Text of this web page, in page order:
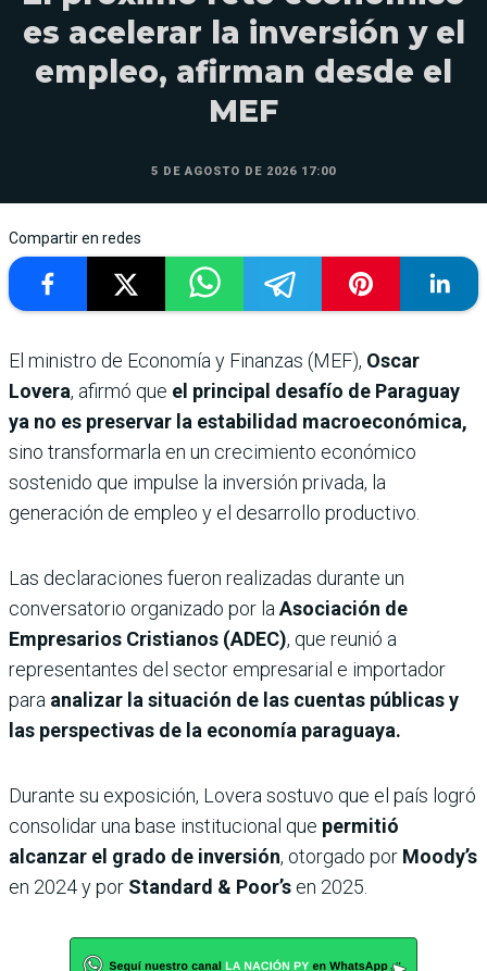
es acelerar la inversión y el
empleo, afirman desde el
MEF
5 DE AGOSTO DE 2026 17:00
Compartir en redes
El ministro de Economía y Finanzas (MEF), Oscar
Lovera, afirmó que el principal desafío de Paraguay
ya no es preservar la estabilidad macroeconómica,
sino transformarla en un crecimiento económico
sostenido que impulse la inversión privada, la
generación de empleo y el desarrollo productivo.
Las declaraciones fueron realizadas durante un
conversatorio organizado por laAsociación de
Empresarios Cristianos (ADEC), que reunió a
representantes del sector empresarial e importador
para analizar la situación de las cuentas públicas y
las perspectivas de la economía paraguaya.
Durante su exposición, Lovera sostuvo que el país logró
consolidar una base institucional que permitió
alcanzar el grado de inversión, otorgado por Moody’s
en 2024 y por Standard & Poor’s en 2025.